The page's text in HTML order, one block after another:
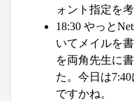
ォント指定を考
18:30 やっと
いてメイルを
を両角先生に
た。今日は
ですかね。